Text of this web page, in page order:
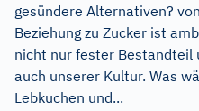
gesündere Alternativen?
Beziehung zu Zucker ist
nicht nur fester Bestandteil
auch unserer Kultur. Was
Lebkuchen und...